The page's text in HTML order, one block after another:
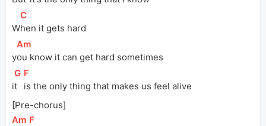
W
[
C
hen it gets hard
y
[
Am
ou know it can get hard sometimes
i
[
G ]
t
[F
is the only thing that makes us feel alive
[Pre-chorus]
[
Am ][F